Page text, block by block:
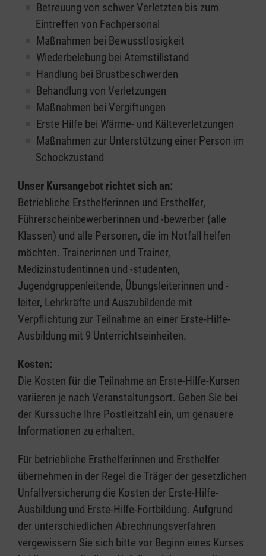
Betreuung von schwer Verletzten bis zum
Eintreffen von Fachpersonal
Maßnahmen bei Bewusstlosigkeit
Wiederbelebung bei Atemstillstand
Handlung bei Brustbeschwerden
Behandlung von Verletzungen
Maßnahmen bei Vergiftungen
Erste Hilfe bei Wärme- und Kälteverletzungen
Maßnahmen zur Unterstützung einer Person im
Schockzustand
Unser Kursangebot richtet sich an:
Betriebliche Ersthelferinnen und Ersthelfer,
Führerscheinbewerberinnen und -bewerber (alle
Klassen) und alle Personen, die im Notfall helfen
möchten. Trainerinnen und Trainer,
Medizinstudentinnen und -studenten,
Jugendgruppenleitende, Übungsleiterinnen und -
leiter, Lehrkräfte und Auszubildende mit
Verpflichtung zur Teilnahme an einer Erste-Hilfe-
Ausbildung mit 9 Unterrichtseinheiten.
Kosten:
Die Kosten für die Teilnahme an Erste-Hilfe-Kursen
variieren je nach Veranstaltungsort. Geben Sie bei
der Kurssuche Ihre Postleitzahl ein, um genauere
Informationen zu erhalten.
Für betriebliche Ersthelferinnen und Ersthelfer
übernehmen in der Regel die Träger der gesetzlichen
Unfallversicherung die Kosten der Erste-Hilfe-
Ausbildung und Erste-Hilfe-Fortbildung. Aufgrund
der unterschiedlichen Abrechnungsverfahren
vergewissern Sie sich bitte vor Beginn eines Kurses